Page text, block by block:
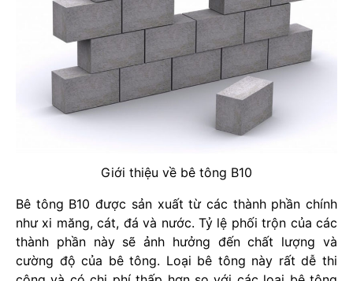
Giới thiệu về bê tông B10
Bê tông B10 được sản xuất từ các thành phần chính
như xi măng, cát, đá và nước. Tỷ lệ phối trộn của các
thành phần này sẽ ảnh hưởng đến chất lượng và
cường độ của bê tông. Loại bê tông này rất dễ thi